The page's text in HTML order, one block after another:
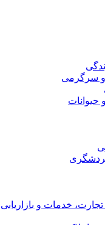
سرگرمی
حیوانات
خدمات و بازاریابی